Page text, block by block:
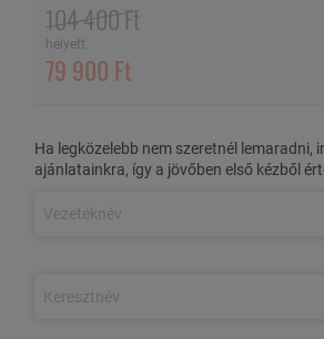
Szauna ceremóniák
Felár ellenében hétvégén is
AZ AJÁNLAT TARTALMA
3 nap/2 éjszaka szállás 2 fő részére
nap gyümölcslevekkel, kávéautomatával
104 400 Ft
helyett
79 900 Ft
Ha legközelebb nem szeretnél lemaradni,
ajánlatainkra, így a jövőben első kézből